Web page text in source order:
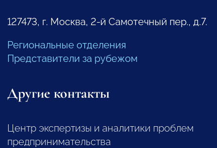
127473, г. Москва, 2-й Самотечный пер., д.7.
Региональные отделения
Представители за рубежом
Другие контакты
Центр экспертизы и аналитики проблем
предпринимательства